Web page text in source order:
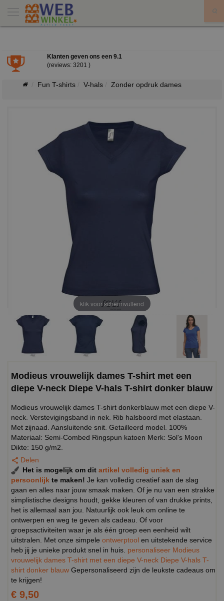
Klanten geven ons een 9.1
(reviews: 3201 )
Fun T-shirts V-hals Zonder opdruk dames
klik voor schermvullend
Modieus vrouwelijk dames T-shirt met een
diepe V-neck Diepe V-hals T-shirt donker blauw
Modieus vrouwelijk dames T-shirt donkerblauw met een diepe V-
neck. Verstevigingsband in nek. Rib halsboord met elastaan.
Met zijnaad. Aansluitende snit. Getailleerd model. 100%
Materiaal: Semi-Combed Ringspun katoen Merk: Sol's Moon
Dikte: 150 g/m2.
Delen
Het is mogelijk om dit artikel volledig uniek en
persoonlijk te maken! Je kan volledig creatief aan de slag
gaan en alles naar jouw smaak maken. Of je nu van een strakke
simplistische designs houdt, gekke kleuren of van drukke prints,
het is allemaal aan jou. Natuurlijk ook leuk om online te
ontwerpen en weg te geven als cadeau. Of voor
groepsactiviteiten waar je als één groep een eenheid wilt
uitstralen. Met onze simpele ontwerptool en uitstekende service
heb jij je unieke produkt snel in huis. personaliseer Modieus
vrouwelijk dames T-shirt met een diepe V-neck Diepe V-hals T-
shirt donker blauw Gepersonaliseerd zijn de leukste cadeaus om
te krijgen!
€ 9,50